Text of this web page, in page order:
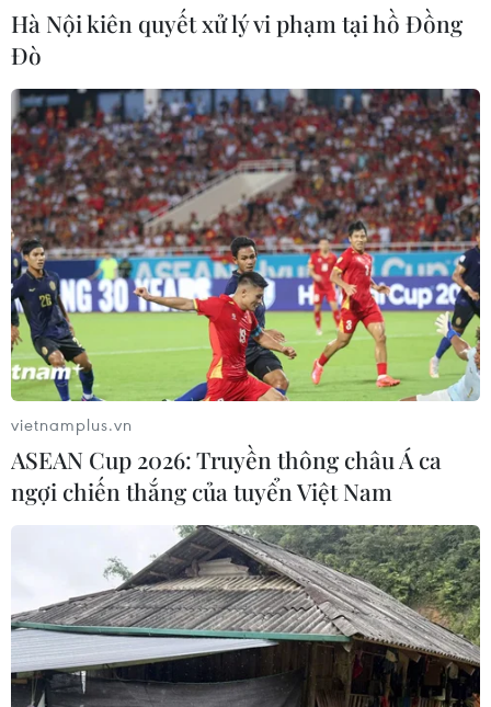
Hà Nội kiên quyết xử lý vi phạm tại hồ Đồng
Đò
vietnamplus.vn
ASEAN Cup 2026: Truyền thông châu Á ca
ngợi chiến thắng của tuyển Việt Nam